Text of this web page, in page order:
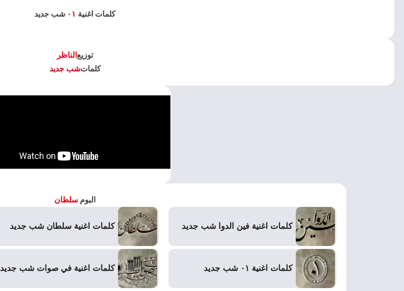
كلمات اغنية ٠١ شب جديد
توزيع الناظر
كلماتشب جديد
البوم سلطان
كلمات اغنية فين الدوا شب جديد كلمات اغنية سلطان شب جديد
كلمات اغنية ٠١ شب جديد كلمات اغنية في صوات شب جديد